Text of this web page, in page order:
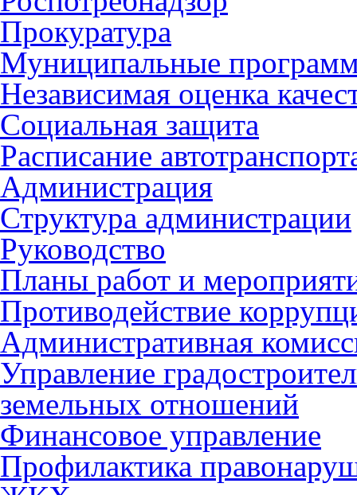
Прокуратура
Муниципальные
Независимая оценка
Социальная защита
Расписание
Администрация
Структура администрации
Руководство
Планы работ и
Противодействие
Административная
Управление
земельных отношений
Финансовое управление
Профилактика